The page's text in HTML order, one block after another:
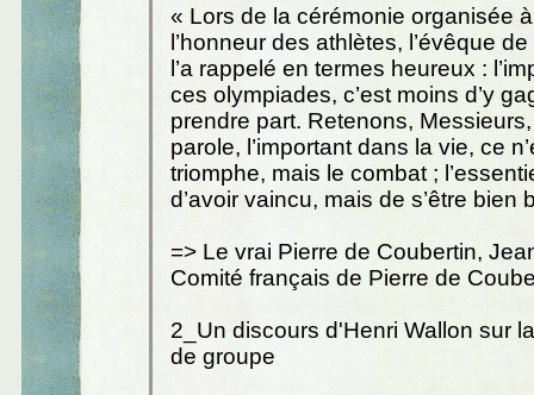
« Lors de la cérémonie organisée
l’honneur des athlètes, l’évêque
l’a rappelé en termes heureux :
ces olympiades, c’est moins d’y
prendre part. Retenons,
parole, l’important dans la vie, ce
triomphe, mais le combat ;
d’avoir vaincu, mais de s’être bien
=> Le vrai Pierre de Coubertin,
Comité français de Pierre de
2_Un discours d'Henri Wallon sur
de groupe